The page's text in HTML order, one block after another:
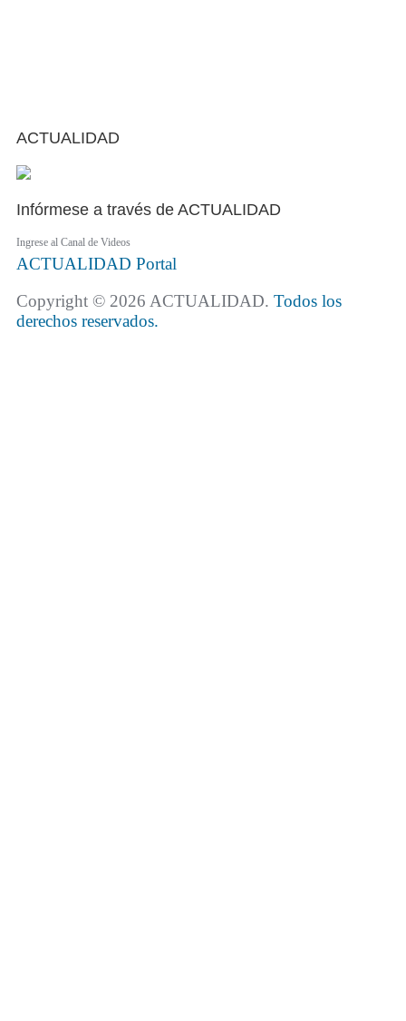
ACTUALIDAD
Infórmese a través de ACTUALIDAD
Ingrese al Canal de Videos
ACTUALIDAD Portal
Copyright © 2026 ACTUALIDAD. Todos los
derechos reservados.